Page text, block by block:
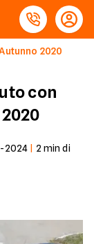
2020
con
2024 2 min di